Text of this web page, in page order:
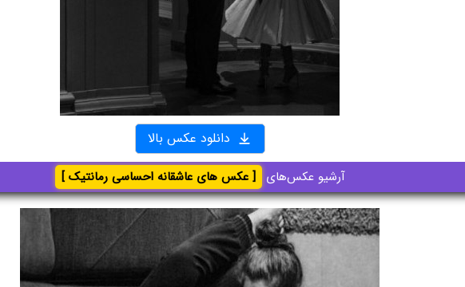
دانلود عکس بالا
آرشیو عکس‌های [ عکس های عاشقانه احساسی رمانتیک ]